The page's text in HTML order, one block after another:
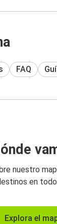
FAQ
nuestro
en
Explora el